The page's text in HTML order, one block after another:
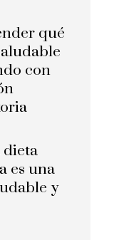
qué
con
dieta
es una
y